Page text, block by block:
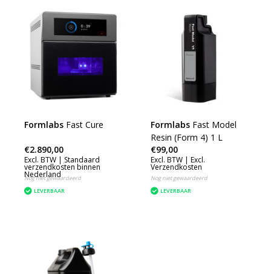
Formlabs Fast Cure
€2.890,00
Excl. BTW | Standaard
verzendkosten binnen
Nederland
Nog niet gewaardeerd
LEVERBAAR
Formlabs Fast Model
Resin (Form 4) 1 L
€99,00
Excl. BTW | Excl.
Verzendkosten
Nog niet gewaardeerd
LEVERBAAR